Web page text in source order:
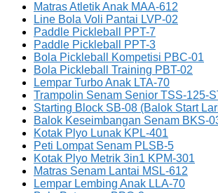
Matras Atletik Anak MAA-612
Line Bola Voli Pantai LVP-02
Paddle Pickleball PPT-7
Paddle Pickleball PPT-3
Bola Pickleball Kompetisi PBC-01
Bola Pickleball Training PBT-02
Lempar Turbo Anak LTA-70
Trampolin Senam Senior TSS-125-
Starting Block SB-08 (Balok Start
Balok Keseimbangan Senam BKS-
Kotak Plyo Lunak KPL-401
Peti Lompat Senam PLSB-5
Kotak Plyo Metrik 3in1 KPM-301
Matras Senam Lantai MSL-612
Lempar Lembing Anak LLA-70